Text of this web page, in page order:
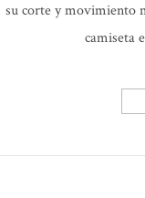
su corte y movimiento
camiseta